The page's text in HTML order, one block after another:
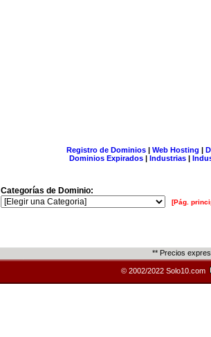
Registro de Dominios| Web Hosting |
Dominios Expirados | Industrias |
Categorías de Dominio:
[Pág.
** Precios
© 2002/2022 Solo10.com